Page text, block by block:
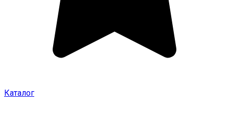
Каталог